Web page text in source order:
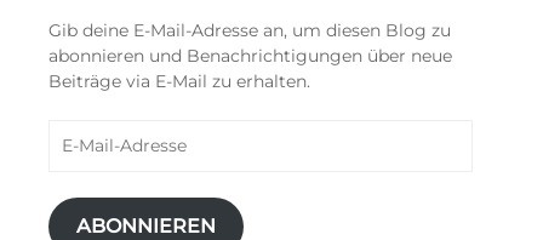
Gib deine E-Mail-Adresse an, um diesen Blog zu
abonnieren und Benachrichtigungen über neue
Beiträge via E-Mail zu erhalten.
Mail-
ABONNIEREN